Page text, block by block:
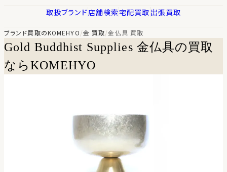
取扱ブランド店舗検索宅配買取 出張買取
ブランド買取のKOMEHYO/金 買取/金仏具 買取
Gold Buddhist Supplies 金仏具の買取
ならKOMEHYO